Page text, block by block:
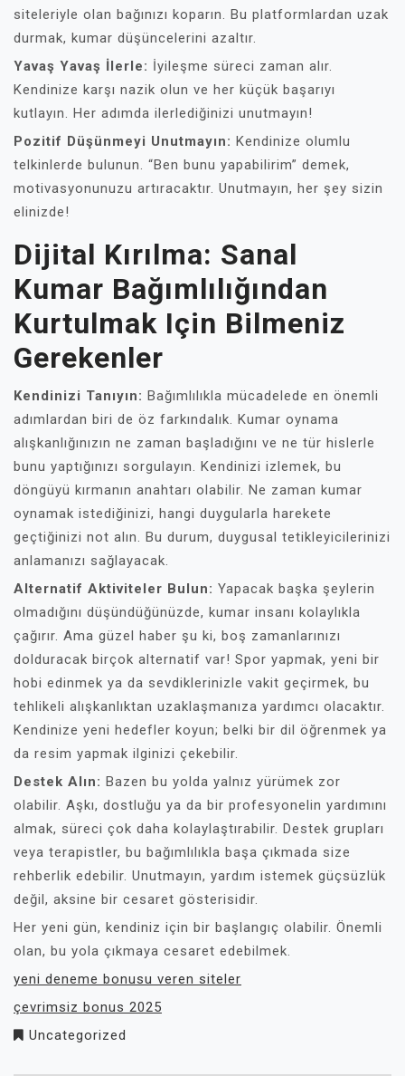
siteleriyle olan bağınızı koparın. Bu platformlardan uzak
durmak, kumar düşüncelerini azaltır.
Yavaş Yavaş İlerle: İyileşme süreci zaman alır.
Kendinize karşı nazik olun ve her küçük başarıyı
kutlayın. Her adımda ilerlediğinizi unutmayın!
Pozitif Düşünmeyi Unutmayın: Kendinize olumlu
telkinlerde bulunun. “Ben bunu yapabilirim” demek,
motivasyonunuzu artıracaktır. Unutmayın, her şey sizin
elinizde!
Dijital Kırılma: Sanal
Kumar Bağımlılığından
Kurtulmak Için Bilmeniz
Gerekenler
Kendinizi Tanıyın: Bağımlılıkla mücadelede en önemli
adımlardan biri de öz farkındalık. Kumar oynama
alışkanlığınızın ne zaman başladığını ve ne tür hislerle
bunu yaptığınızı sorgulayın. Kendinizi izlemek, bu
döngüyü kırmanın anahtarı olabilir. Ne zaman kumar
oynamak istediğinizi, hangi duygularla harekete
geçtiğinizi not alın. Bu durum, duygusal tetikleyicilerinizi
anlamanızı sağlayacak.
Alternatif Aktiviteler Bulun: Yapacak başka şeylerin
olmadığını düşündüğünüzde, kumar insanı kolaylıkla
çağırır. Ama güzel haber şu ki, boş zamanlarınızı
dolduracak birçok alternatif var! Spor yapmak, yeni bir
hobi edinmek ya da sevdiklerinizle vakit geçirmek, bu
tehlikeli alışkanlıktan uzaklaşmanıza yardımcı olacaktır.
Kendinize yeni hedefler koyun; belki bir dil öğrenmek ya
da resim yapmak ilginizi çekebilir.
Destek Alın: Bazen bu yolda yalnız yürümek zor
olabilir. Aşkı, dostluğu ya da bir profesyonelin yardımını
almak, süreci çok daha kolaylaştırabilir. Destek grupları
veya terapistler, bu bağımlılıkla başa çıkmada size
rehberlik edebilir. Unutmayın, yardım istemek güçsüzlük
değil, aksine bir cesaret gösterisidir.
Her yeni gün, kendiniz için bir başlangıç olabilir. Önemli
olan, bu yola çıkmaya cesaret edebilmek.
yeni deneme bonusu veren siteler
çevrimsiz bonus 2025
Uncategorized